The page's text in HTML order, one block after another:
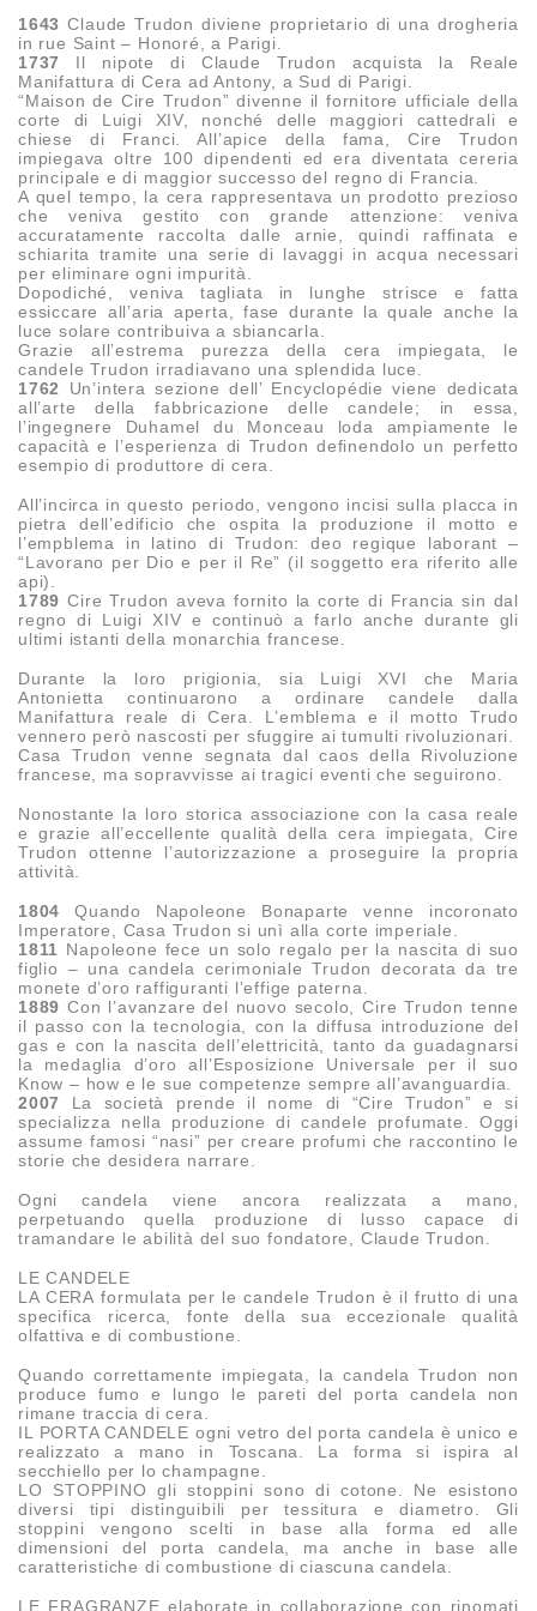
1643 Claude Trudon diviene proprietario di una drogheria
in rue Saint – Honoré, a Parigi.
1737
Il nipote di Claude Trudon acquista la Reale
Manifattura di Cera ad Antony, a Sud di Parigi.
“Maison de Cire Trudon” divenne il fornitore ufficiale della
corte di Luigi XIV, nonché delle maggiori cattedrali e
chiese di Franci. All’apice della fama, Cire Trudon
impiegava oltre 100 dipendenti ed era diventata cereria
principale e di maggior successo del regno di Francia.
A quel tempo, la cera rappresentava un prodotto prezioso
che veniva gestito con grande attenzione: veniva
accuratamente raccolta dalle arnie, quindi raffinata e
schiarita tramite una serie di lavaggi in acqua necessari
per eliminare ogni impurità.
Dopodiché, veniva tagliata in lunghe strisce e fatta
essiccare all’aria aperta, fase durante la quale anche la
luce solare contribuiva a sbiancarla.
Grazie all’estrema purezza della cera impiegata, le
candele Trudon irradiavano una splendida luce.
1762
Un’intera sezione dell’ Encyclopédie viene dedicata
all’arte della fabbricazione delle candele; in essa,
l’ingegnere Duhamel du Monceau loda ampiamente le
capacità e l’esperienza di Trudon definendolo un perfetto
esempio di produttore di cera.
All’incirca in questo periodo, vengono incisi sulla placca in
pietra dell’edificio che ospita la produzione il motto e
l’empblema in latino di Trudon: deo regique laborant –
“Lavorano per Dio e per il Re” (il soggetto era riferito alle
api).
1789 Cire Trudon aveva fornito la corte di Francia sin dal
regno di Luigi XIV e continuò a farlo anche durante gli
ultimi istanti della monarchia francese.
Durante la loro prigionia, sia Luigi XVI che Maria
Antonietta continuarono a ordinare candele dalla
Manifattura reale di Cera. L’emblema e il motto Trudo
vennero però nascosti per sfuggire ai tumulti rivoluzionari.
Casa Trudon venne segnata dal caos della Rivoluzione
francese, ma sopravvisse ai tragici eventi che seguirono.
Nonostante la loro storica associazione con la casa reale
e grazie all’eccellente qualità della cera impiegata, Cire
Trudon ottenne l’autorizzazione a proseguire la propria
attività.
1804 Quando Napoleone Bonaparte venne incoronato
Imperatore, Casa Trudon si unì alla corte imperiale.
1811 Napoleone fece un solo regalo per la nascita di suo
figlio – una candela cerimoniale Trudon decorata da tre
monete d’oro raffiguranti l’effige paterna.
1889 Con l’avanzare del nuovo secolo, Cire Trudon tenne
il passo con la tecnologia, con la diffusa introduzione del
gas e con la nascita dell’elettricità, tanto da guadagnarsi
la medaglia d’oro all’Esposizione Universale per il suo
Know – how e le sue competenze sempre all’avanguardia.
2007
La società prende il nome di “Cire Trudon” e si
specializza nella produzione di candele profumate. Oggi
assume famosi “nasi” per creare profumi che raccontino le
storie che desidera narrare.
Ogni candela viene ancora realizzata a mano,
perpetuando quella produzione di lusso capace di
tramandare le abilità del suo fondatore, Claude Trudon.
LE CANDELE
LA CERA formulata per le candele Trudon è il frutto di una
specifica ricerca, fonte della sua eccezionale qualità
olfattiva e di combustione.
Quando correttamente impiegata, la candela Trudon non
produce fumo e lungo le pareti del porta candela non
rimane traccia di cera.
IL PORTA CANDELE ogni vetro del porta candela è unico e
realizzato a mano in Toscana. La forma si ispira al
secchiello per lo champagne.
LO STOPPINO gli stoppini sono di cotone. Ne esistono
diversi tipi distinguibili per tessitura e diametro. Gli
stoppini vengono scelti in base alla forma ed alle
dimensioni del porta candela, ma anche in base alle
caratteristiche di combustione di ciascuna candela.
LE FRAGRANZE elaborate in collaborazione con rinomati